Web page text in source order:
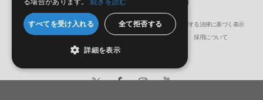
サンプルパック製品には、原則として日本語版操作マニュアルをご
用意しておりません。ご購入後のご不明点や詳細に関するお問い合
わせなどはテクニカルサポートまでご連絡ください。
デモソングは、製品収録サウンドを使ってできることを紹介するた
めのデモンストレーション用の楽曲です。原則として、デモソング
そのものをお使いいただくことはできません。また、デモソングを
EMPIRE VOL 1のサポート情報
サンプルパック EMPIRE VOL 1
会社概要 環境保護（CSR）への取り組み
特定商取引に関する法律に基づく表示
サイト動作環境
利用規約 個人情報の保護について 採用について
すべてを受け入れる 全て拒否する
詳細を表示